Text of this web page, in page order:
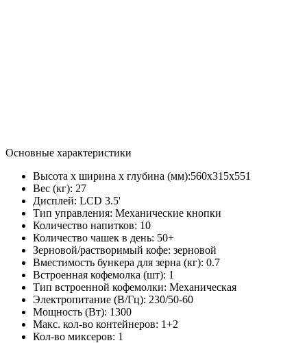
Основные характеристики
Высота х ширина х глубина (мм):560х315х551
Вес (кг): 27
Дисплей: LCD 3.5'
Тип управления: Механические кнопки
Количество напитков: 10
Количество чашек в день: 50+
Зерновой/растворимый кофе: зерновой
Вместимость бункера для зерна (кг): 0.7
Встроенная кофемолка (шт): 1
Тип встроенной кофемолки: Механическая
Электропитание (В/Гц): 230/50-60
Мощность (Вт): 1300
Макс. кол-во контейнеров: 1+2
Кол-во миксеров: 1